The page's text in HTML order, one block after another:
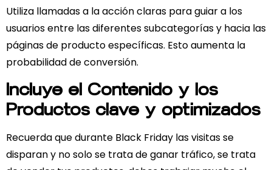
Utiliza llamadas a la acción claras para guiar a los
usuarios entre las diferentes subcategorías y hacia las
páginas de producto específicas. Esto aumenta la
probabilidad de conversión.
Incluye el Contenido y los
Productos clave y optimizados
Recuerda que durante Black Friday las visitas se
disparan y no solo se trata de ganar tráfico, se trata